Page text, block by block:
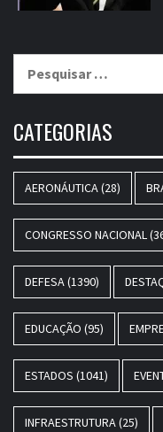
CATEGORIAS
AERONÁUTICA(28)
CONGRESSO NACIONAL
DEFESA(1390)
EDUCAÇÃO (95)
ESTADOS (1041)
INFRAESTRUTURA(25)